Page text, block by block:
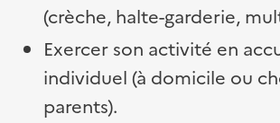
(crèche, halte-garderie,
Exercer son activité en
individuel (à domicile ou
parents).